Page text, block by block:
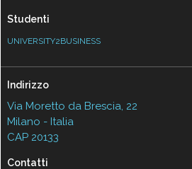
Studenti
UNIVERSITY2BUSINESS
Indirizzo
Via Moretto da Brescia, 22
Milano - Italia
CAP 20133
Contatti